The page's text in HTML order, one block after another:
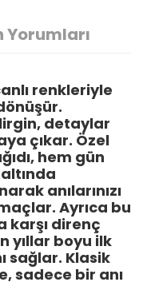
Yorumları
renkleriyle
detaylar
çıkar. Özel
hem gün
altında
anılarınızı
Ayrıca bu
karşı direnç
yıllar boyu ilk
sağlar. Klasik
sadece bir anı